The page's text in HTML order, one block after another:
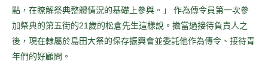
點，在瞭解祭典整體情況的基礎上參與。」 作為傳令員第一次參
加祭典的第五街的21歲的松倉先生這樣說。擔當過接待負責人之
後，現在隸屬於島田大祭的保存振興會並委託他作為傳令、接待青
年們的好顧問。